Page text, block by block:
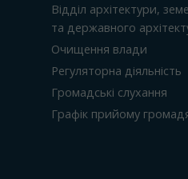
Відділ архітектури,
та державного
Очищення влади
Регуляторна діяльність
Громадські слухання
Графік прийому